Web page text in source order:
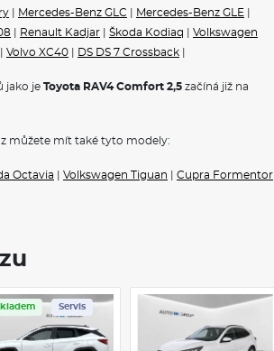
DAB
Auto™
Mercedes-Benz GLC Mercedes-Benz GLE
Renault Kadjar Škoda Kodiaq
Volkswagen
Volvo XC40 DS DS 7 Crossback
jako je Toyota RAV4 Comfort 2,5 začíná již na
můžete mít také tyto modely:
Octavia Volkswagen Tiguan Cupra Formentor
Servis